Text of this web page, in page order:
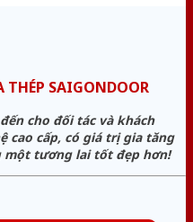
THÉP SAIGONDOOR
cho đối tác và khách
cao cấp, có giá trị gia tăng
một tương lai tốt đẹp hơn!